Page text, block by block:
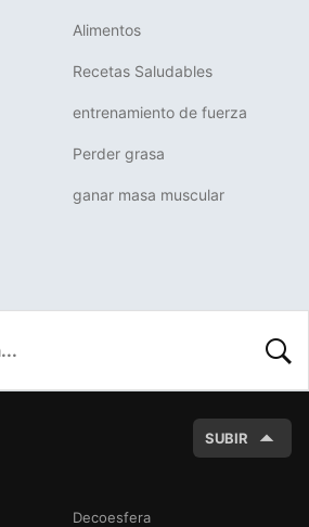
Alimentos
Recetas Saludables
entrenamiento de fuerza
Perder grasa
ganar masa muscular
SUBIR
Decoesfera